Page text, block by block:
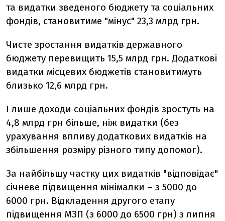
та видатки зведеного бюджету та соціальних
фондів, становитиме "мінус" 23,3 млрд грн.
Чисте зростання видатків державного
бюджету перевищить 15,5 млрд грн. Додаткові
видатки місцевих бюджетів становитимуть
близько 12,6 млрд грн.
І лише доходи соціальних фондів зростуть на
4,8 млрд грн більше, ніж видатки (без
урахування впливу додаткових видатків на
збільшення розміру різного типу допомог).
За найбільшу частку цих видатків "відповідає"
січневе підвищення мінімалки – з 5000 до
6000 грн. Відкладення другого етапу
підвищення МЗП (з 6000 до 6500 грн) з липня